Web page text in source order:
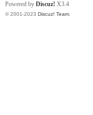
Powered by Discuz! X3.4
© 2001-2023 Discuz! Team.